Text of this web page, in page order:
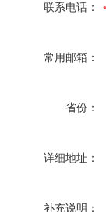
联系电话：
常用邮箱：
省份：
详细地址：
补充说明：